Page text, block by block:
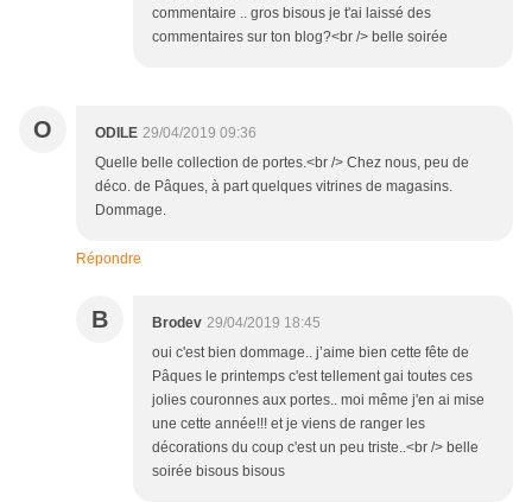
commentaire .. gros bisous je t'ai laissé des
commentaires sur ton blog?<br /> belle soirée
O ODILE 29/04/2019 09:36
Quelle belle collection de portes.<br /> Chez nous, peu de
déco. de Pâques, à part quelques vitrines de magasins.
Dommage.
Répondre
B Brodev 29/04/2019 18:45
oui c'est bien dommage.. j’aime bien cette fête de
Pâques le printemps c'est tellement gai toutes ces
jolies couronnes aux portes.. moi même j'en ai mise
une cette année!!! et je viens de ranger les
décorations du coup c'est un peu triste..<br /> belle
soirée bisous bisous